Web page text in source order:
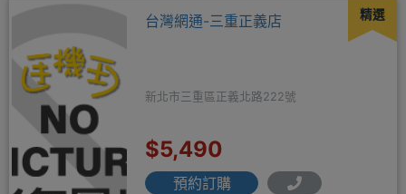
精選
台灣網通-三重正義店
新北市三重區正義北路222號
$5,490
預約訂購